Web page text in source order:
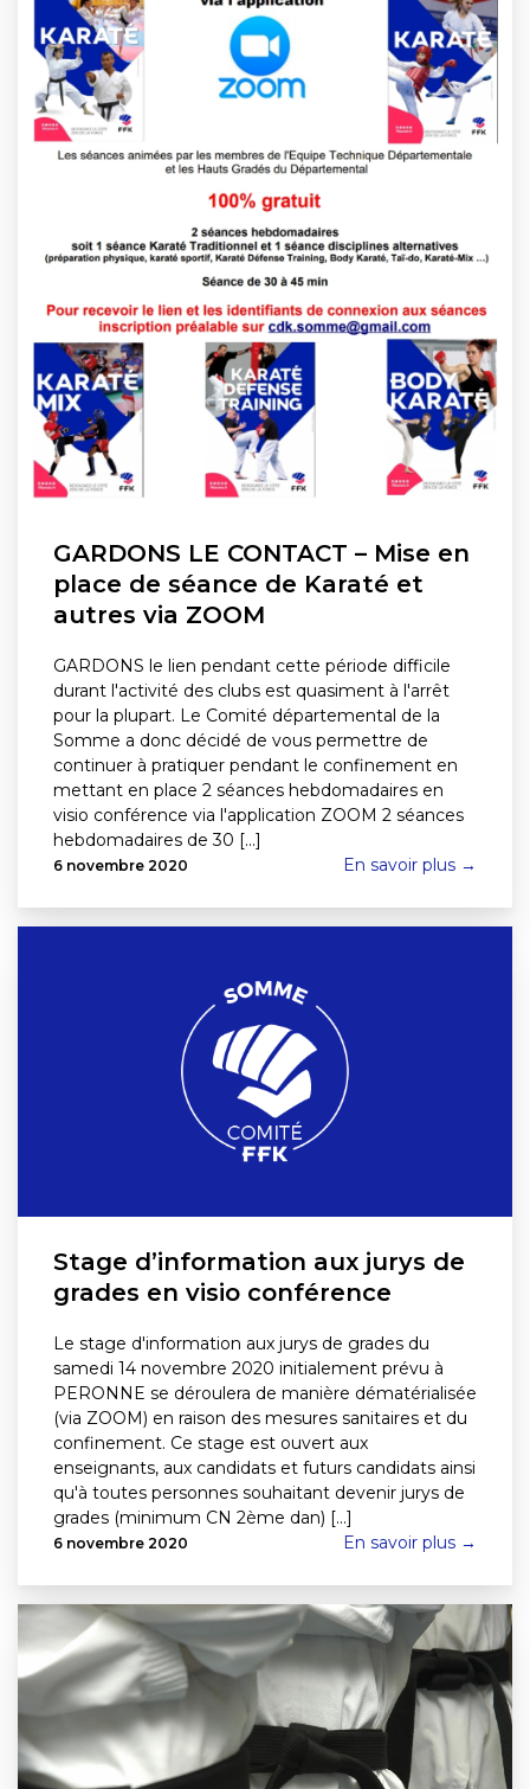
GARDONS LE CONTACT – Mise en
place de séance de Karaté et
autres via ZOOM
GARDONS le lien pendant cette période difficile
durant l'activité des clubs est quasiment à l'arrêt
pour la plupart. Le Comité départemental de la
Somme a donc décidé de vous permettre de
continuer à pratiquer pendant le confinement en
mettant en place 2 séances hebdomadaires en
visio conférence via l'application ZOOM 2 séances
hebdomadaires de 30 [...]
6 novembre 2020 En savoir plus →
Stage d’information aux jurys de
grades en visio conférence
Le stage d'information aux jurys de grades du
samedi 14 novembre 2020 initialement prévu à
PERONNE se déroulera de manière dématérialisée
(via ZOOM) en raison des mesures sanitaires et du
confinement. Ce stage est ouvert aux
enseignants, aux candidats et futurs candidats ainsi
qu'à toutes personnes souhaitant devenir jurys de
grades (minimum CN 2ème dan) [...]
6 novembre 2020 En savoir plus →